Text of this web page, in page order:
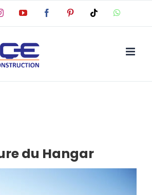
InstagramYouTube FacebookPinterest Tiktok
du Hangar